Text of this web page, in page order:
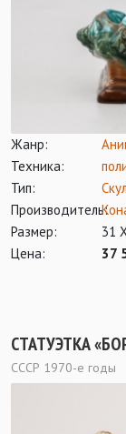
Жанр:
Техника:
Тип:
Производитель:
Размер:
31
Цена:
37
СТАТУЭТКА
СССР 1970-е годы